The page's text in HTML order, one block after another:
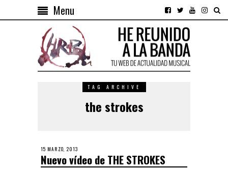
Menu
TAG ARCHIVE
the strokes
15 MARZO, 2013
Nuevo vídeo de THE STROKES